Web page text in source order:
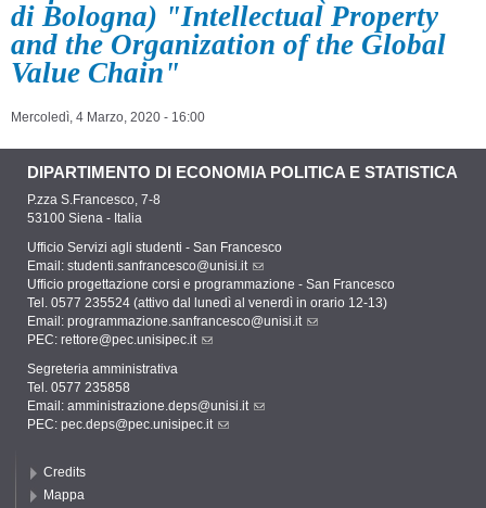
di Bologna) "Intellectual Property
and the Organization of the Global
Value Chain"
Mercoledì, 4 Marzo, 2020 - 16:00
DIPARTIMENTO DI ECONOMIA POLITICA E STATISTICA
P.zza S.Francesco, 7-8
53100 Siena - Italia
Ufficio Servizi agli studenti - San Francesco
Email: studenti.sanfrancesco@unisi.it
Ufficio progettazione corsi e programmazione - San Francesco
Tel. 0577 235524 (attivo dal lunedì al venerdì in orario 12-13)
Email: programmazione.sanfrancesco@unisi.it
PEC: rettore@pec.unisipec.it
Segreteria amministrativa
Tel. 0577 235858
Email: amministrazione.deps@unisi.it
PEC: pec.deps@pec.unisipec.it
Credits
Mappa